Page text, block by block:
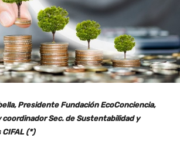
Presidente Fundación EcoConciencia,
Sec. de Sustentabilidad y
CIFAL (*)